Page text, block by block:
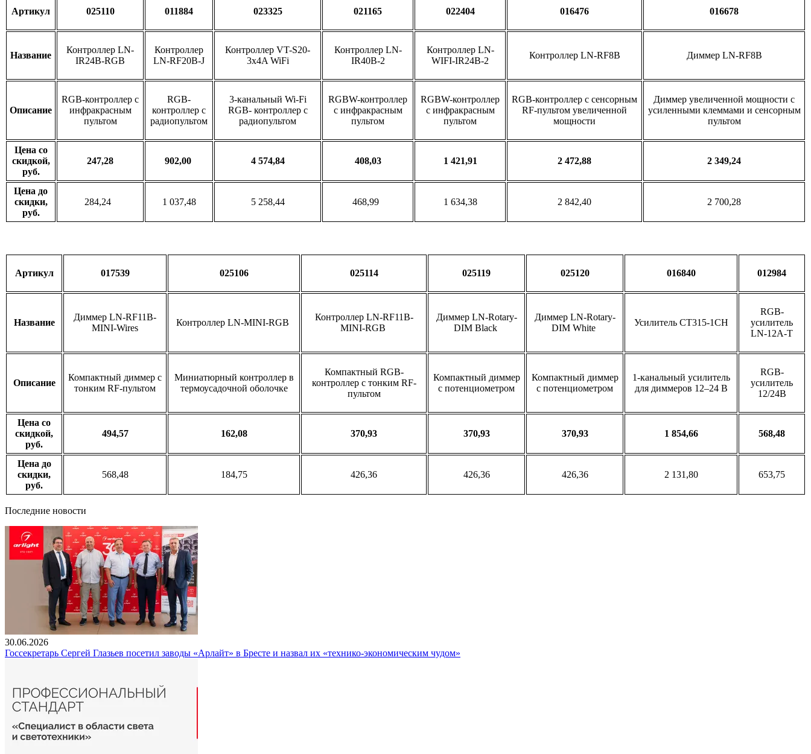
Артикул 025110 011884 023325 021165 022404 016476 016678
Название
Контроллер LN-
IR24B-RGB
Контроллер
LN-RF20B-J
Контроллер VT-S20-
3x4A WiFi
Контроллер LN-
IR40B-2
Контроллер LN-
WIFI-IR24B-2
Контроллер LN-RF8B Диммер LN-RF8B
Описание
RGB-контроллер с
инфракрасным
пультом
RGB-
контроллер с
радиопультом
3-канальный Wi-Fi
RGB- контроллер с
радиопультом
RGBW-контроллер
с инфракрасным
пультом
RGBW-контроллер
с инфракрасным
пультом
RGB-контроллер с сенсорным
RF-пультом увеличенной
мощности
Диммер увеличенной мощности с
усиленными клеммами и сенсорным
пультом
Цена со
скидкой,
руб.
247,28 902,00 4 574,84 408,03 1 421,91 2 472,88 2 349,24
Цена до
скидки,
руб.
284,24 1 037,48 5 258,44 468,99 1 634,38 2 842,40 2 700,28
Артикул 017539 025106 025114 025119 025120 016840 012984
Название
Диммер LN-RF11B-
MINI-Wires
Контроллер LN-MINI-RGB
Контроллер LN-RF11B-
MINI-RGB
Диммер LN-Rotary-
DIM Black
Диммер LN-Rotary-
DIM White
Усилитель CT315-1CH
RGB-
усилитель
LN-12A-T
Описание
Компактный диммер с
тонким RF-пультом
Миниатюрный контроллер в
термоусадочной оболочке
Компактный RGB-
контроллер с тонким RF-
пультом
Компактный диммер
с потенциометром
Компактный диммер
с потенциометром
1-канальный усилитель
для диммеров 12–24 В
RGB-
усилитель
12/24В
Цена со
скидкой,
руб.
494,57 162,08 370,93 370,93 370,93 1 854,66 568,48
Цена до
скидки,
руб.
568,48 184,75 426,36 426,36 426,36 2 131,80 653,75
Последние новости
30.06.2026
Госсекретарь Сергей Глазьев посетил заводы «Арлайт» в Бресте и назвал их «технико-экономическим чудом»